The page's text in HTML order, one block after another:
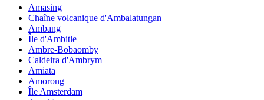
Amasing
Chaîne volcanique d'Ambalatungan
Ambang
Île d'Ambitle
Ambre-Bobaomby
Caldeira d'Ambrym
Amiata
Amorong
Île Amsterdam